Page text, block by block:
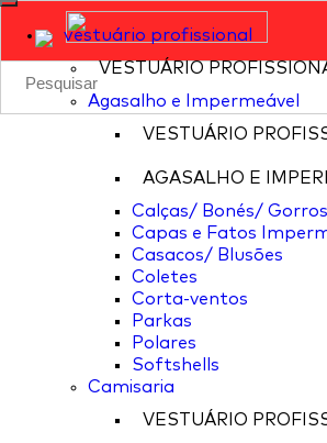
vestuário profissional
VESTUÁRIO
Agasalho e Impermeável
VESTUÁRIO
AGASALHO E
Calças/ Bonés/ Gorros
Capas e Fatos
Casacos/ Blusões
Coletes
Corta-ventos
Parkas
Polares
Softshells
Camisaria
VESTUÁRIO